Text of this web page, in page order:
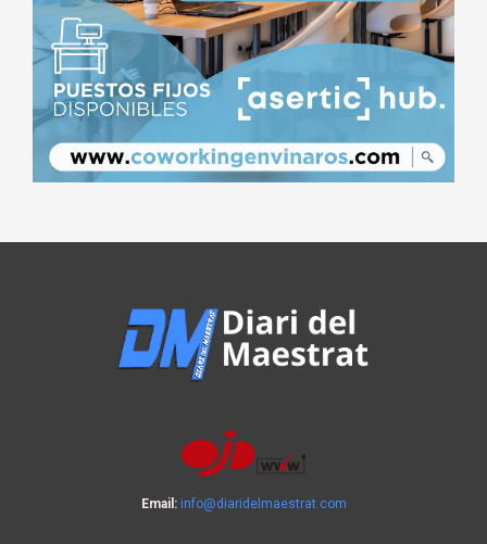
Email: info@diaridelmaestrat.com